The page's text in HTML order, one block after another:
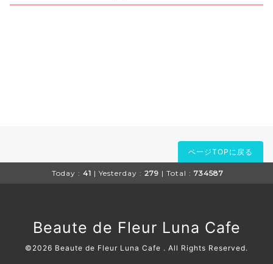
ページTOPに戻る
Today : 41 | Yesterday : 279 | Total : 734587
Beaute de Fleur Luna Cafe
©2026 Beaute de Fleur Luna Cafe . All Rights Reserved.